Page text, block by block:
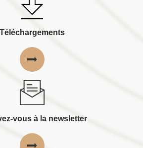
Téléchargements
vous à la newsletter